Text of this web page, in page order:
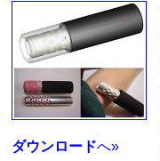
ダウンロードへ»